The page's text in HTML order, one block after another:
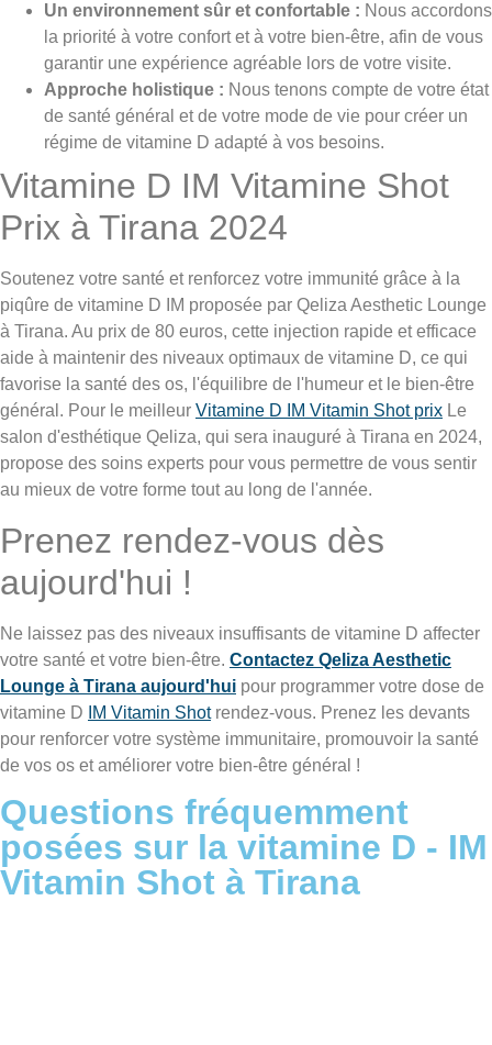
Un environnement sûr et confortable : Nous accordons
la priorité à votre confort et à votre bien-être, afin de vous
garantir une expérience agréable lors de votre visite.
Approche holistique : Nous tenons compte de votre état
de santé général et de votre mode de vie pour créer un
régime de vitamine D adapté à vos besoins.
Vitamine D IM Vitamine Shot
Prix à Tirana 2024
Soutenez votre santé et renforcez votre immunité grâce à la
piqûre de vitamine D IM proposée par Qeliza Aesthetic Lounge
à Tirana. Au prix de 80 euros, cette injection rapide et efficace
aide à maintenir des niveaux optimaux de vitamine D, ce qui
favorise la santé des os, l'équilibre de l'humeur et le bien-être
général. Pour le meilleur Vitamine D IM Vitamin Shot prix Le
salon d'esthétique Qeliza, qui sera inauguré à Tirana en 2024,
propose des soins experts pour vous permettre de vous sentir
au mieux de votre forme tout au long de l'année.
Prenez rendez-vous dès
aujourd'hui !
Ne laissez pas des niveaux insuffisants de vitamine D affecter
votre santé et votre bien-être. Contactez Qeliza Aesthetic
Lounge à Tirana aujourd'hui pour programmer votre dose de
vitamine D
IM Vitamin Shotrendez-vous. Prenez les devants
pour renforcer votre système immunitaire, promouvoir la santé
de vos os et améliorer votre bien-être général !
Questions fréquemment
posées sur la vitamine D - IM
Vitamin Shot à Tirana